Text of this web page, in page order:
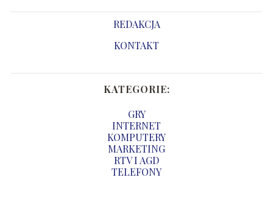
REDAKCJA
KONTAKT
KATEGORIE:
GRY
INTERNET
KOMPUTERY
MARKETING
RTV I AGD
TELEFONY